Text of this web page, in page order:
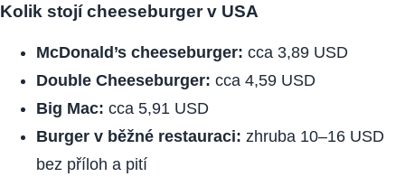
Kolik stojí cheeseburger v USA
McDonald’s cheeseburger: cca 3,89 USD
Double Cheeseburger: cca 4,59 USD
Big Mac: cca 5,91 USD
Burger v běžné restauraci: zhruba 10–16 USD
bez příloh a pití